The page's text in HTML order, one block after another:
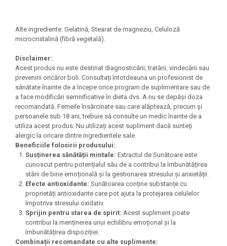
Alte ingrediente: Gelatină, Stearat de magneziu, Celuloză
microcristalină (fibră vegetală).
Disclaimer:
Acest produs nu este destinat diagnosticării, tratării, vindecării sau
prevenirii oricăror boli. Consultați întotdeauna un profesionist de
sănătate înainte de a începe orice program de suplimentare sau de
a face modificări semnificative în dieta dvs. A nu se depăși doza
recomandată. Femeile însărcinate sau care alăptează, precum și
persoanele sub 18 ani, trebuie să consulte un medic înainte de a
utiliza acest produs. Nu utilizați acest supliment dacă sunteți
alergic la oricare dintre ingredientele sale.
Beneficiile folosirii produsului:
Susținerea sănătății mintale: Extractul de Sunătoare este
cunoscut pentru potențialul său de a contribui la îmbunătățirea
stării de bine emoțională și la gestionarea stresului și anxietății.
Efecte antioxidante: Sunătoarea conține substanțe cu
proprietăți antioxidante care pot ajuta la protejarea celulelor
împotriva stresului oxidativ.
Sprijin pentru starea de spirit: Acest supliment poate
contribui la menținerea unui echilibru emoțional și la
îmbunătățirea dispoziției.
Combinații recomandate cu alte suplimente: